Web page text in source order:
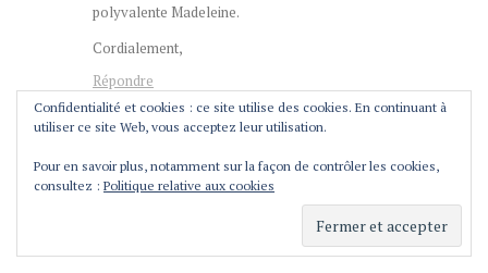
polyvalente Madeleine.
Cordialement,
Répondre
Mme Proust-Santarelli
13 mai 2021 à 18 h 37 min
je vous remercie pour votre réponse rapide.
Je ne pense pas que la Mairie réorganisera de réunion
Confidentialité et cookies : ce site utilise des cookies. En continuant à
utiliser ce site Web, vous acceptez leur utilisation.
Pour en savoir plus, notamment sur la façon de contrôler les cookies,
consultez : Politique relative aux cookies